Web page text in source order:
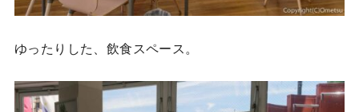
ゆったりした、飲食スペース。